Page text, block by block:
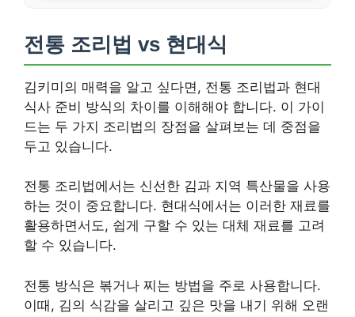
전통 조리법 vs 현대식
김키미의 매력을 알고 싶다면, 전통 조리법과 현대
식사 준비 방식의 차이를 이해해야 합니다. 이 가이
드는 두 가지 조리법의 장점을 살펴보는 데 중점을
두고 있습니다.
전통 조리법에서는 신선한 김과 지역 특산물을 사용
하는 것이 중요합니다. 현대식에서는 이러한 재료를
활용하면서도, 쉽게 구할 수 있는 대체 재료를 고려
할 수 있습니다.
전통 방식은 볶거나 찌는 방법을 주로 사용합니다.
이때, 김의 식감을 살리고 깊은 맛을 내기 위해 오랜